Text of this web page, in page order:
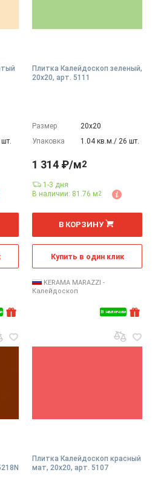
Плитка Калейдоскоп зеленый,
20x20, арт. 5111
Размер
20х20
Упаковка
1.04 кв.м./ 26 шт.
В наличии
1 314 ₽/м2
1-3 дня
В наличии: 81.76 м2
м
В КОРЗИНУ
Купить в один клик
KERAMA MARAZZI -
Калейдоскоп
Плитка Калейдоскоп красный
мат, 20x20, арт. 5107